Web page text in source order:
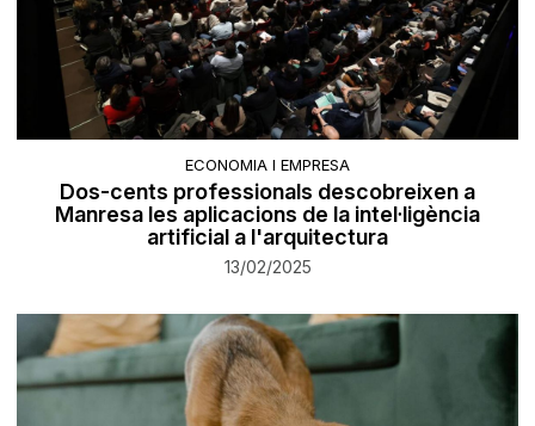
ECONOMIA I EMPRESA
Dos-cents professionals descobreixen a
Manresa les aplicacions de la intel·ligència
artificial a l'arquitectura
13/02/2025